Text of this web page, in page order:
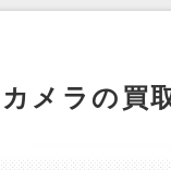
カメラの買